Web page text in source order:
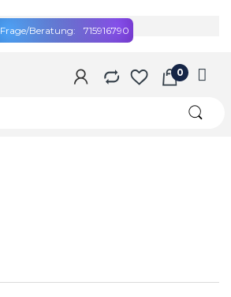
Frage/Beratung: 715916790